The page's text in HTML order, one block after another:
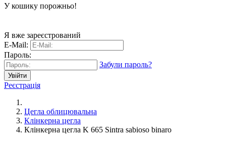
У кошику порожньо!
Я вже зареєстрований
E-Mail:
Пароль:
Забули пароль?
Увійти
Реєстрація
Цегла облицювальна
Клінкерна цегла
Клінкерна цегла K 665 Sintra sabioso binaro